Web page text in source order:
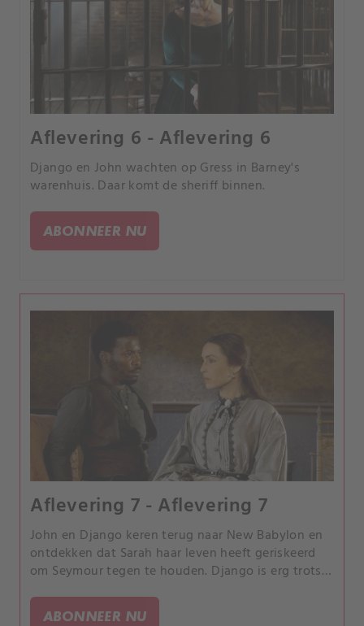
Aflevering 6 - Aflevering 6
Django en John wachten op Gress in Barney's
warenhuis. Daar komt de sheriff binnen.
ABONNEER NU
Aflevering 7 - Aflevering 7
John en Django keren terug naar New Babylon en
ontdekken dat Sarah haar leven heeft geriskeerd
om Seymour tegen te houden. Django is erg trots
om New Babylon geeft.
ABONNEER NU